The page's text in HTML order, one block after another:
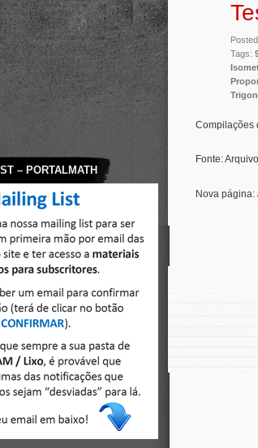
– PORTALMATH
Tags:
Compilações
Fonte:
Nova página: